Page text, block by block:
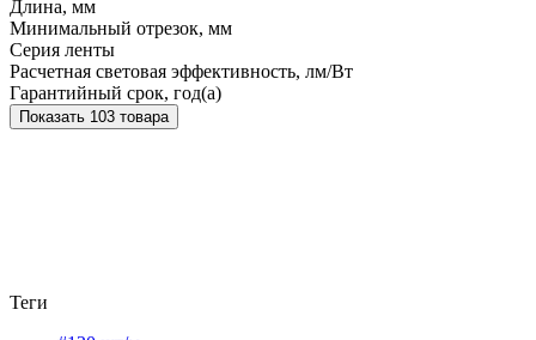
Длина, мм
Минимальный отрезок, мм
Серия ленты
Расчетная световая эффективность, лм/Вт
Гарантийный срок, год(а)
Показать 103 товара
Теги